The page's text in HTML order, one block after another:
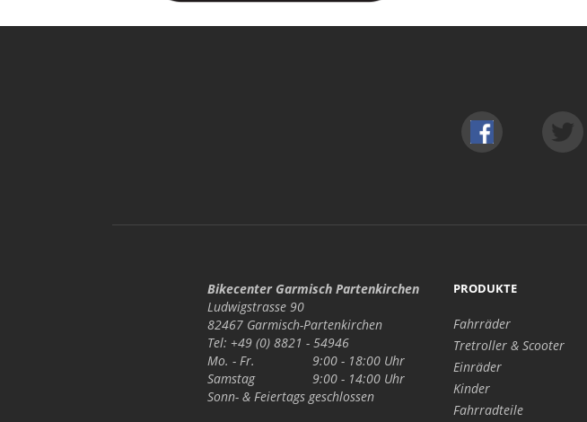
Bikecenter Garmisch Partenkirchen
Ludwigstrasse 90
82467 Garmisch-Partenkirchen
Tel: +49 (0) 8821 - 54946
Mo. - Fr.
9:00 - 18:00 Uhr
Samstag
9:00 - 14:00 Uhr
Sonn- & Feiertagsgeschlossen
PRODUKTE
Fahrräder
Tretroller & Scooter
Einräder
Kinder
Fahrradteile